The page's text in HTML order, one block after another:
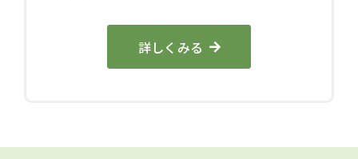
詳しくみる